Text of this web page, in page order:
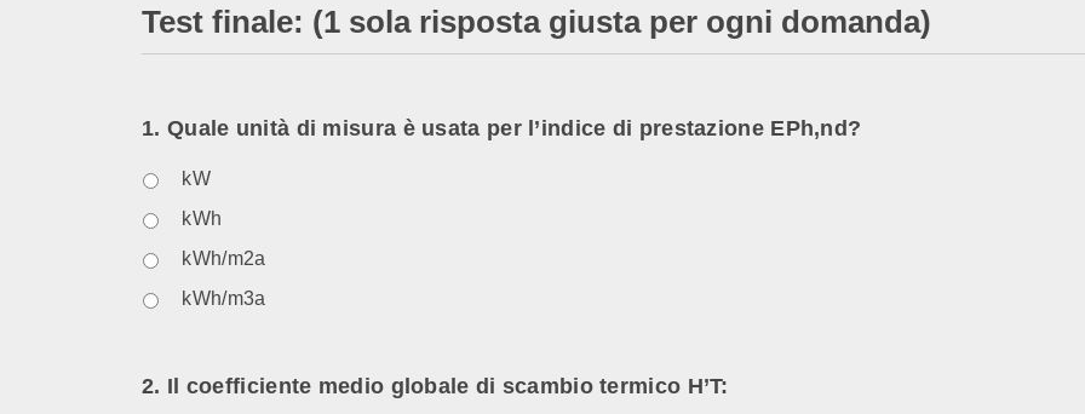
Test finale: (1 sola risposta giusta per ogni domanda)
1. Quale unità di misura è usata per l’indice di prestazione EPh,nd?
kW
kWh
kWh/m2a
kWh/m3a
2. Il coefficiente medio globale di scambio termico H’T: